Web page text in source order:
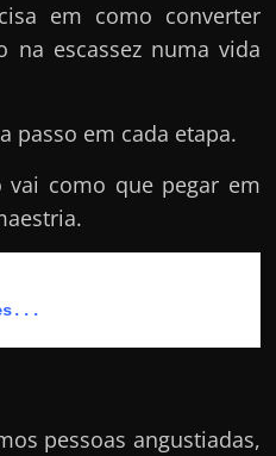
em como converter
na escassez numa vida
passo em cada etapa.
vai como que pegar em
pessoas angustiadas,